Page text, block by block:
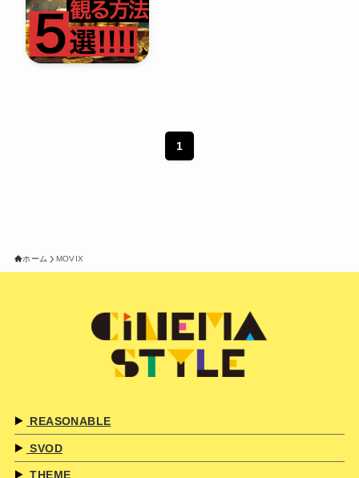
1
ホーム MOVIX
REASONABLE
SVOD
THEME